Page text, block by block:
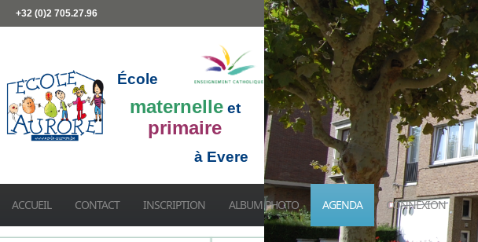
+32 (0)2 705.27.96
École
maternelle et
primaire
à Evere
ACCUEIL CONTACT INSCRIPTION ALBUM PHOTO AGENDA CONNEXION